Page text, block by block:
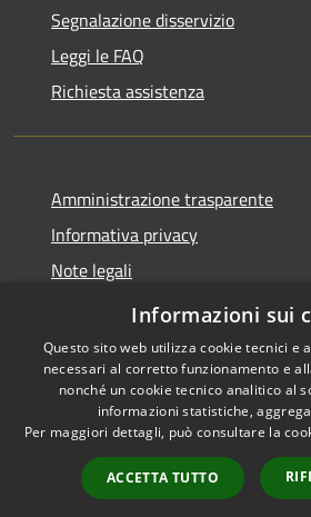
Segnalazione disservizio
Leggi le FAQ
Richiesta assistenza
Amministrazione trasparente
Informativa privacy
Note legali
Dichiarazione di accessibilità
Accessibilità
by
Informazioni sui
Questo sito web utilizza cookie tecnici e
necessari al corretto funzionamento e
nonché un cookie tecnico analitico al
informazioni statistiche,
Per maggiori dettagli, può consultare la
ACCETTA TUTTO